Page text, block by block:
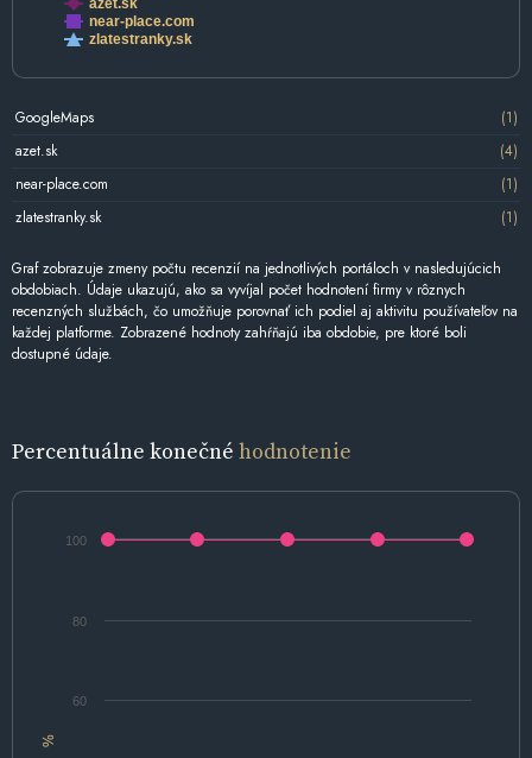
near-place.com
zlatestranky.sk
GoogleMaps
(1)
azet.sk
(4)
near-place.com
(1)
zlatestranky.sk
(1)
Graf zobrazuje zmeny počtu recenzií na jednotlivých portáloch v nasledujúcich
obdobiach. Údaje ukazujú, ako sa vyvíjal počet hodnotení firmy v rôznych
recenzných službách, čo umožňuje porovnať ich podiel aj aktivitu používateľov na
každej platforme. Zobrazené hodnoty zahŕňajú iba obdobie, pre ktoré boli
dostupné údaje.
Percentuálne konečné hodnotenie
%
60
80
100